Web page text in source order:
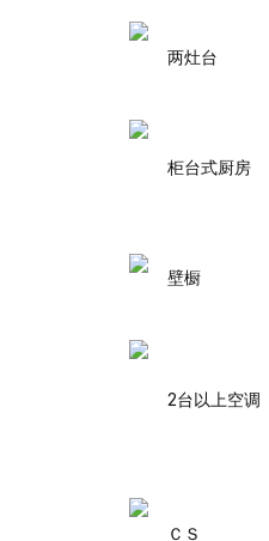
两灶台
柜台式厨房
壁橱
2台以上空调
ＣＳ